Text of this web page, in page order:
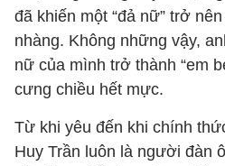
đã khiến một “đả nữ” trở
nhàng. Không những vậy,
nữ của mình trở thành “em
cưng chiều hết mực.
Từ khi yêu đến khi chính
Huy Trần luôn là người đàn